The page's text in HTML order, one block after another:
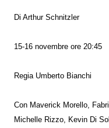
Di Arthur Schnitzler
15-16 novembre ore 20:45
Regia Umberto Bianchi
Con Maverick Morello,
Michelle Rizzo, Kevin Di